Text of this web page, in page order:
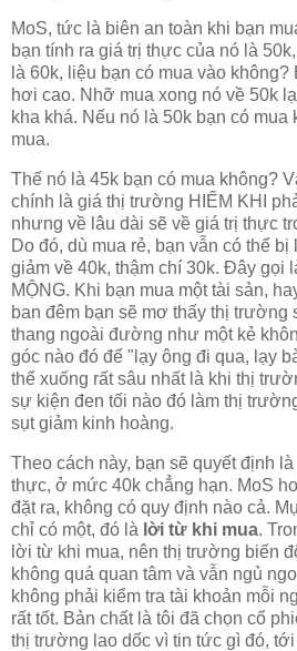
MoS, tức là biên an toàn khi bạn
bạn tính ra giá trị thực của nó là
là 60k, liệu bạn có mua vào
hơi cao. Nhỡ mua xong nó về 50k
kha khá. Nếu nó là 50k bạn có
mua.
Thế nó là 45k bạn có mua không?
chính là giá thị trường HIẾM KHI
nhưng về lâu dài sẽ về giá trị thực
Do đó, dù mua rẻ, bạn vẫn có thể bị
giảm về 40k, thậm chí 30k. Đây gọi
MỘNG. Khi bạn mua một tài sản,
ban đêm bạn sẽ mơ thấy thị trường
thang ngoài đường như một kẻ
góc nào đó để "lạy ông đi qua, lạy
thể xuống rất sâu nhất là khi thị
sự kiện đen tối nào đó làm thị
sụt giảm kinh hoàng.
Theo cách này, bạn sẽ quyết định
thực, ở mức 40k chẳng hạn. MoS
đặt ra, không có quy định nào cả.
chỉ có một, đó là lời từ khi mua.
lời từ khi mua, nên thị trường biến
không quá quan tâm và vẫn ngủ
không phải kiểm tra tài khoản mỗi
rất tốt. Bản chất là tôi đã chọn cổ
thị trường lao dốc vì tin tức gì đó,